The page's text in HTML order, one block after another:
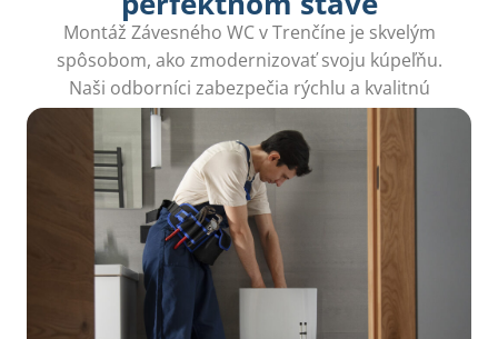
Montáž Závesného WC v Trenčíne je skvelým
spôsobom, ako zmodernizovať svoju kúpeľňu.
Naši odborníci zabezpečia rýchlu a kvalitnú
inštaláciu, čím získate funkčný a estetický priestor.